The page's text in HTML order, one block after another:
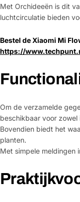
Met Orchideeën is dit
luchtcirculatie bieden
Bestel de Xiaomi Mi
https://
Om de verzamelde
beschikbaar voor
Bovendien biedt het
planten.
Met simpele meldingen